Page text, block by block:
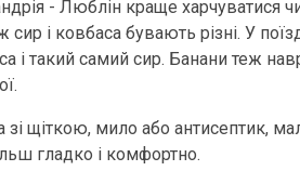
- Люблін краще харчуватися
і ковбаса бувають різні. У
і такий самий сир. Банани теж
зі щіткою, мило або антисептик,
гладко і комфортно.